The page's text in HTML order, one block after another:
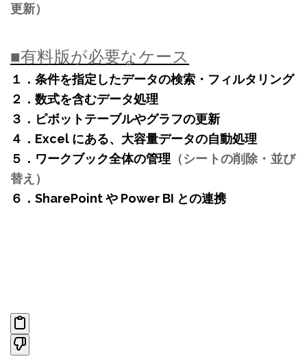
更新）
■有料版が必要なケース
１．条件を指定したデータの検索・フィルタリング
２．数式を含むデータ処理
３．ピボットテーブルやグラフの更新
４．Excel にある、大容量データの自動処理
５．ワークブック全体の管理 （シートの削除・並び
替え）
６．SharePoint や Power BI との連携